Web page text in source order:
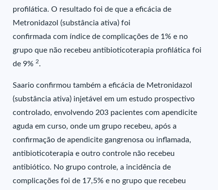
profilática. O resultado foi de que a eficácia de
Metronidazol (substância ativa) foi
confirmada com índice de complicações de 1% e no
grupo que não recebeu antibioticoterapia profilática foi
de 9%2.
Saario confirmou também a eficácia de Metronidazol
(substância ativa) injetável em um estudo prospectivo
controlado, envolvendo 203 pacientes com apendicite
aguda em curso, onde um grupo recebeu, após a
confirmação de apendicite gangrenosa ou inflamada,
antibioticoterapia e outro controle não recebeu
antibiótico. No grupo controle, a incidência de
complicações foi de 17,5% e no grupo que recebeu